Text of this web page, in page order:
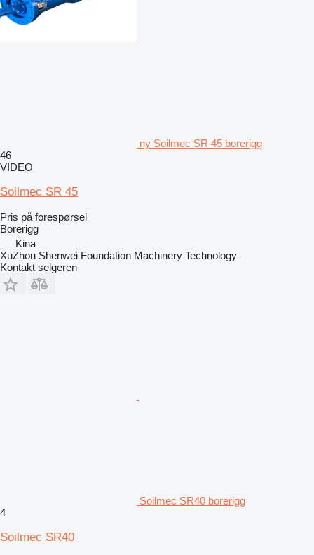
ny Soilmec SR 45 borerigg
46
VIDEO
Soilmec SR 45
Pris på forespørsel
Borerigg
Kina
XuZhou Shenwei Foundation Machinery Technology
Kontakt selgeren
Soilmec SR40 borerigg
4
Soilmec SR40